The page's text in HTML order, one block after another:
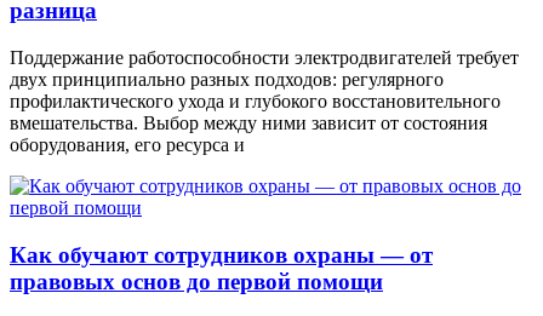
разница
Поддержание работоспособности электродвигателей требует
двух принципиально разных подходов: регулярного
профилактического ухода и глубокого восстановительного
вмешательства. Выбор между ними зависит от состояния
оборудования, его ресурса и
Как обучают сотрудников охраны — от
правовых основ до первой помощи